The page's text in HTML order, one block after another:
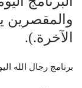
والمقصرين
الآخرة.).
برنامج رجال الله